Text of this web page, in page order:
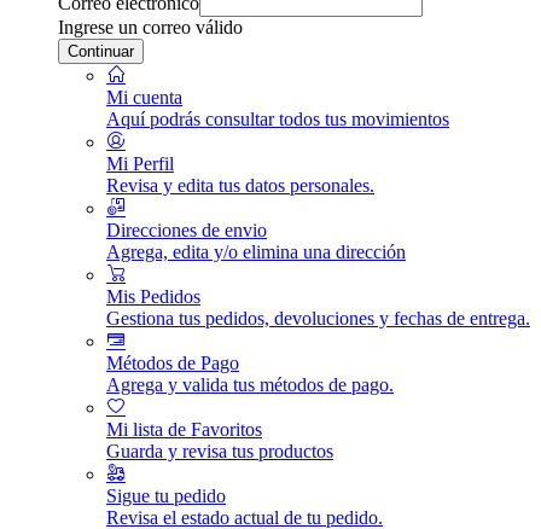
Ingrese un correo válido
Continuar
Mi cuenta
Aquí podrás consultar todos tus movimientos
Mi Perfil
Revisa y edita tus datos personales.
Direcciones de envio
Agrega, edita y/o elimina una dirección
Mis Pedidos
Gestiona tus pedidos, devoluciones y fechas de entrega.
Métodos de Pago
Agrega y valida tus métodos de pago.
Mi lista de Favoritos
Guarda y revisa tus productos
Sigue tu pedido
Revisa el estado actual de tu pedido.